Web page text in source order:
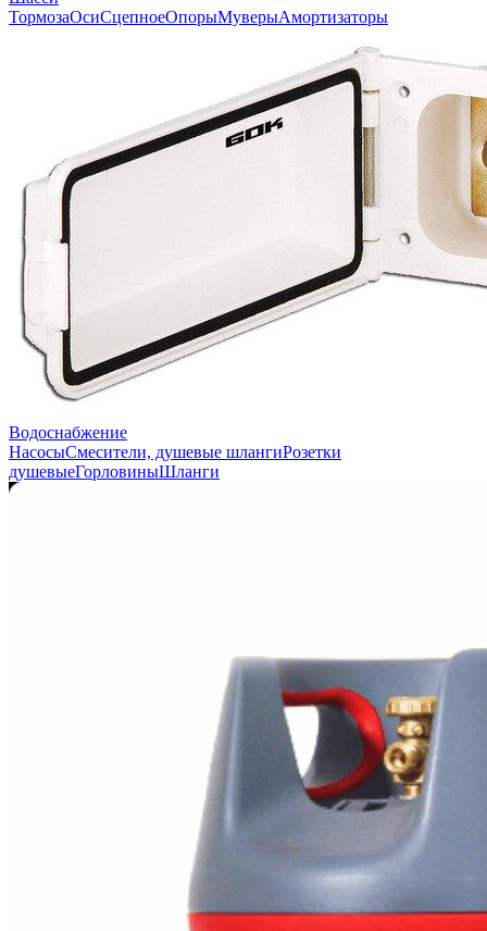
ТормозаОсиСцепноеОпорыМуверыАмортизаторы
Водоснабжение
НасосыСмесители, душевые шлангиРозетки
душевыеГорловиныШланги